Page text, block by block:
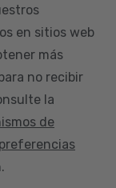
en sitios web
más
no recibir
la
de